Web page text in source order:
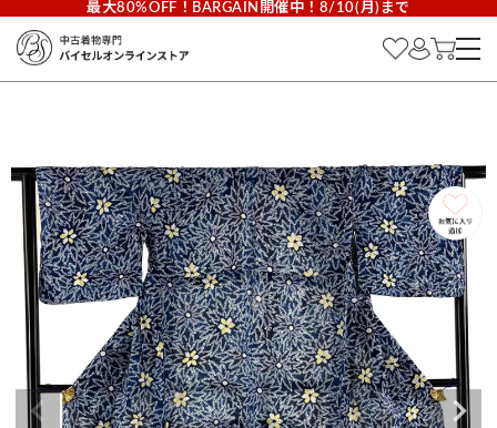
最大80%OFF！BARGAIN開催中！8/10(月)まで